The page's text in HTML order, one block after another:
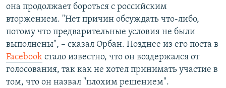
она продолжает бороться с российским
вторжением. "Нет причин обсуждать что-либо,
потому что предварительные условия не были
выполнены", – сказал Орбан. Позднее из его поста в
Facebook стало известно, что​ он воздержался от
голосования, так как не хотел принимать участие в
том, что он назвал "плохим решением".